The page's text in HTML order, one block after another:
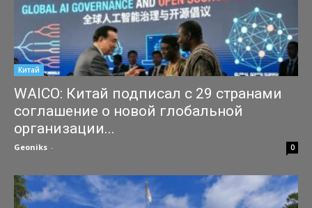
Китай
WAICO: Китай подписал с 29 странами
соглашение о новой глобальной
организации...
Geoniks - 0